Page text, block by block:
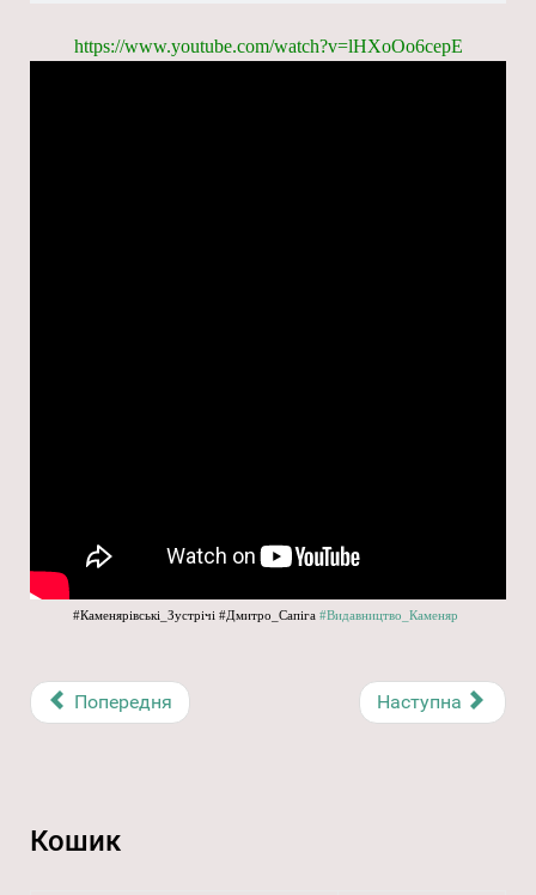
https://www.youtube.com/watch?v=lHXoOo6cepE
#Каменярівські_Зустрічі #Дмитро_Сапіга #Видавництво_Каменяр
Попередня Наступна
Кошик